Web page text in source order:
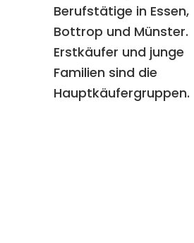
Berufstätige in Essen,
Bottrop und Münster.
Erstkäufer und junge
Familien sind die
Hauptkäufergruppen.